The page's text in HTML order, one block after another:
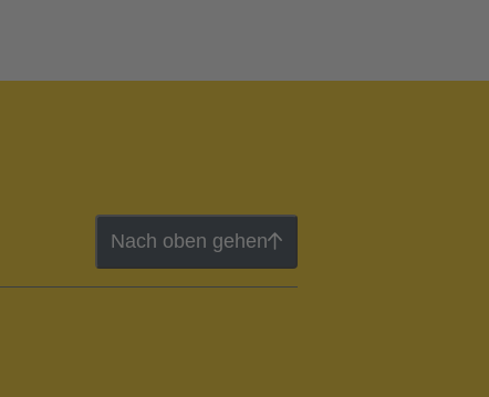
Nach oben gehen